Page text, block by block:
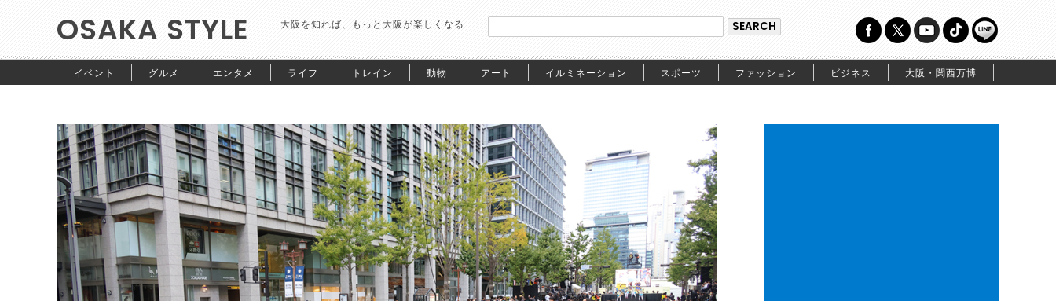
OSAKA STYLE 大阪を知れば、もっと大阪が楽しくなる
イベント グルメ エンタメ ライフ トレイン 動物 アート イルミネーション スポーツ ファッション ビジネス 大阪・関西万博